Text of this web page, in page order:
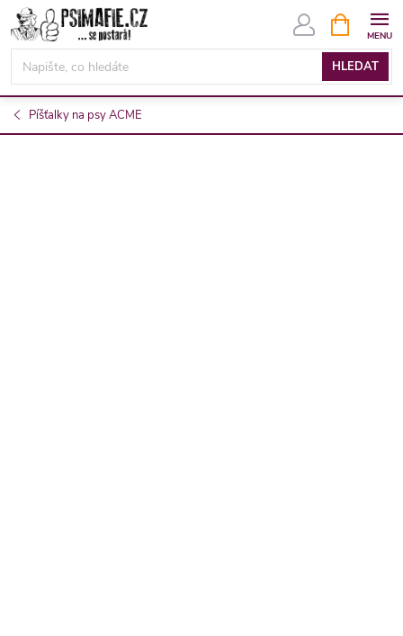
Přejít
na
obsah
HLEDAT
NÁKUPNÍ
KOŠÍK
Píšťalky na psy ACME